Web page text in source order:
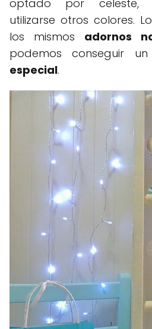
optado por celeste,
utilizarse otros colores.
los mismos adornos
podemos conseguir un
especial.